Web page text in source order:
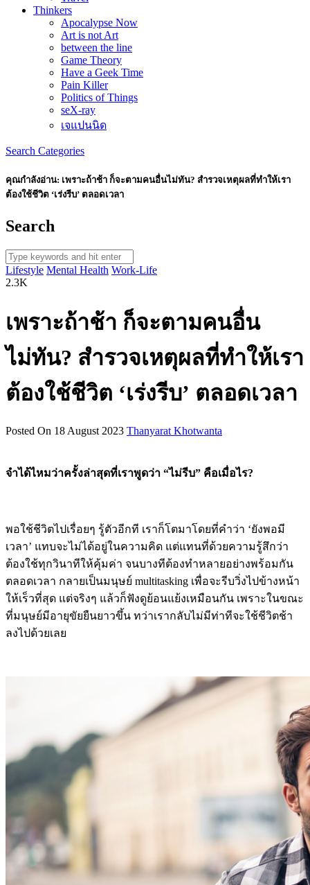
Thinkers
Apocalypse Now
Art is not Art
between the line
Game Theory
Have a Geek Time
Pain Killer
Politics of Things
seX-ray
เจแปนนิด
Search Categories
คุณกำลังอ่าน: เพราะถ้าช้า ก็จะตามคนอื่นไม่ทัน? สำรวจเหตุผลที่ทำให้เรา
ต้องใช้ชีวิต ‘เร่งรีบ’ ตลอดเวลา
Search
Lifestyle Mental Health Work-Life
2.3K
เพราะถ้าช้า ก็จะตามคนอื่น
ไม่ทัน? สำรวจเหตุผลที่ทำให้เรา
ต้องใช้ชีวิต ‘เร่งรีบ’ ตลอดเวลา
Posted On 18 August 2023 Thanyarat Khotwanta
จำได้ไหมว่าครั้งล่าสุดที่เราพูดว่า “ไม่รีบ” คือเมื่อไร?
พอใช้ชีวิตไปเรื่อยๆ รู้ตัวอีกที เราก็โตมาโดยที่คำว่า ‘ยังพอมี
เวลา’ แทบจะไม่ได้อยู่ในความคิด แต่แทนที่ด้วยความรู้สึกว่า
ต้องใช้ทุกวินาทีให้คุ้มค่า จนบางทีต้องทำหลายอย่างพร้อมกัน
ตลอดเวลา กลายเป็นมนุษย์ multitasking เพื่อจะรีบวิ่งไปข้างหน้า
ให้เร็วที่สุด แต่จริงๆ แล้วก็ฟังดูย้อนแย้งเหมือนกัน เพราะในขณะ
ที่มนุษย์มีอายุขัยยืนยาวขึ้น ทว่าเรากลับไม่มีท่าทีจะใช้ชีวิตช้า
ลงไปด้วยเลย